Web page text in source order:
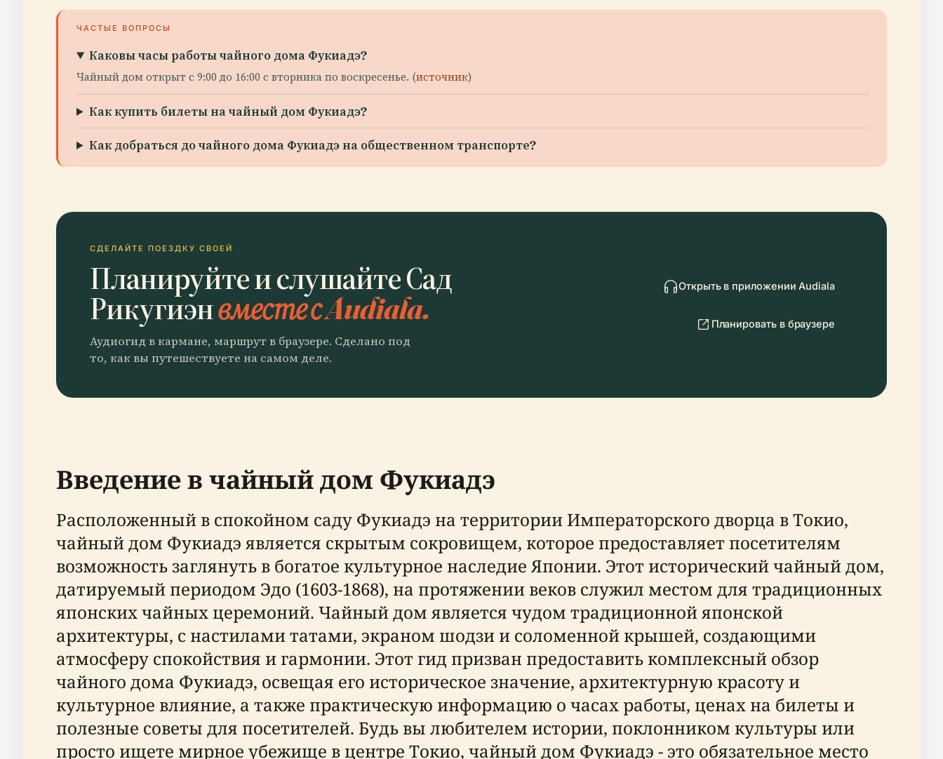
ЧАСТЫЕ ВОПРОСЫ
Каковы часы работы чайного дома Фукиадэ?
Чайный дом открыт с 9:00 до 16:00 с вторника по воскресенье. (источник)
Как купить билеты на чайный дом Фукиадэ?
Как добраться до чайного дома Фукиадэ на общественном транспорте?
СДЕЛАЙТЕ ПОЕЗДКУ СВОЕЙ
Планируйте и слушайте Сад
Рикугиэнвместе с Audiala.
Аудиогид в кармане, маршрут в браузере. Сделано под
то, как вы путешествуете на самом деле.
Открыть в приложении Audiala
Планировать в браузере
Введение в чайный дом Фукиадэ
Расположенный в спокойном саду Фукиадэ на территории Императорского дворца в Токио,
чайный дом Фукиадэ является скрытым сокровищем, которое предоставляет посетителям
возможность заглянуть в богатое культурное наследие Японии. Этот исторический чайный дом,
датируемый периодом Эдо (1603-1868), на протяжении веков служил местом для традиционных
японских чайных церемоний. Чайный дом является чудом традиционной японской
архитектуры, с настилами татами, экраном шодзи и соломенной крышей, создающими
атмосферу спокойствия и гармонии. Этот гид призван предоставить комплексный обзор
чайного дома Фукиадэ, освещая его историческое значение, архитектурную красоту и
культурное влияние, а также практическую информацию о часах работы, ценах на билеты и
полезные советы для посетителей. Будь вы любителем истории, поклонником культуры или
просто ищете мирное убежище в центре Токио, чайный дом Фукиадэ - это обязательное место